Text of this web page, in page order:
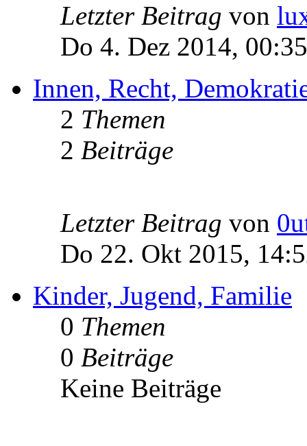
Letzter Beitrag von
Do 4. Dez 2014, 00:35
Innen, Recht,
2 Themen
2 Beiträge
Letzter Beitrag von
Do 22. Okt 2015,
Kinder, Jugend, Familie
0 Themen
0 Beiträge
Keine Beiträge